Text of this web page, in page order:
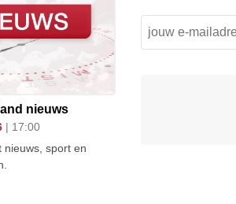
nieuws
| 17:00
nieuws, sport en